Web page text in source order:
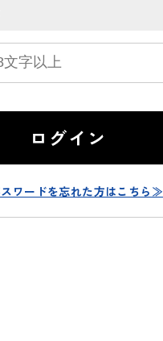
ログイン
ワードを忘れた方はこちら≫